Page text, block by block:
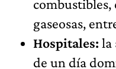
combustibles,
gaseosas,
Hospitales: la
de un día